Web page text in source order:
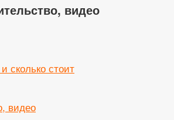
видео
сколько стоит
видео